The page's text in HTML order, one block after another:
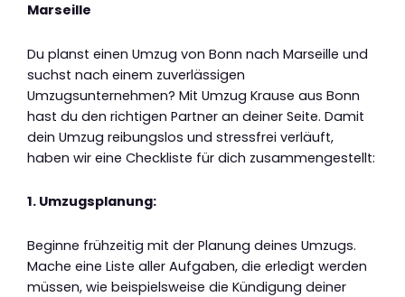
Marseille
Du planst einen Umzug von Bonn nach Marseille und
suchst nach einem zuverlässigen
Umzugsunternehmen? Mit Umzug Krause aus Bonn
hast du den richtigen Partner an deiner Seite. Damit
dein Umzug reibungslos und stressfrei verläuft,
haben wir eine Checkliste für dich zusammengestellt:
1. Umzugsplanung:
Beginne frühzeitig mit der Planung deines Umzugs.
Mache eine Liste aller Aufgaben, die erledigt werden
müssen, wie beispielsweise die Kündigung deiner